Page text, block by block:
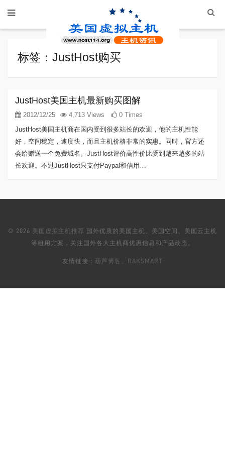
标签：JustHost购买
JustHost美国主机最新购买图解
2012/12/25 4,713 Views
0 Times
JustHost美国主机商在国内受到很多站长的欢迎，他的主机性能
好，空间稳定，速度快，而且主机价格非常的实惠。同时，官方还
会给赠送一个免费域名。JustHost评价高性价比受到越来越多的站
长欢迎。不过JustHost只支付Paypal和信用…
© 2026 美国虚拟主机推荐 国外优质的美国主机、美国空间、美国云主机
等租用方案，关注国外各大主机商优惠信息和产品动态。
友情链接： 葫芦博客 RAKSMART